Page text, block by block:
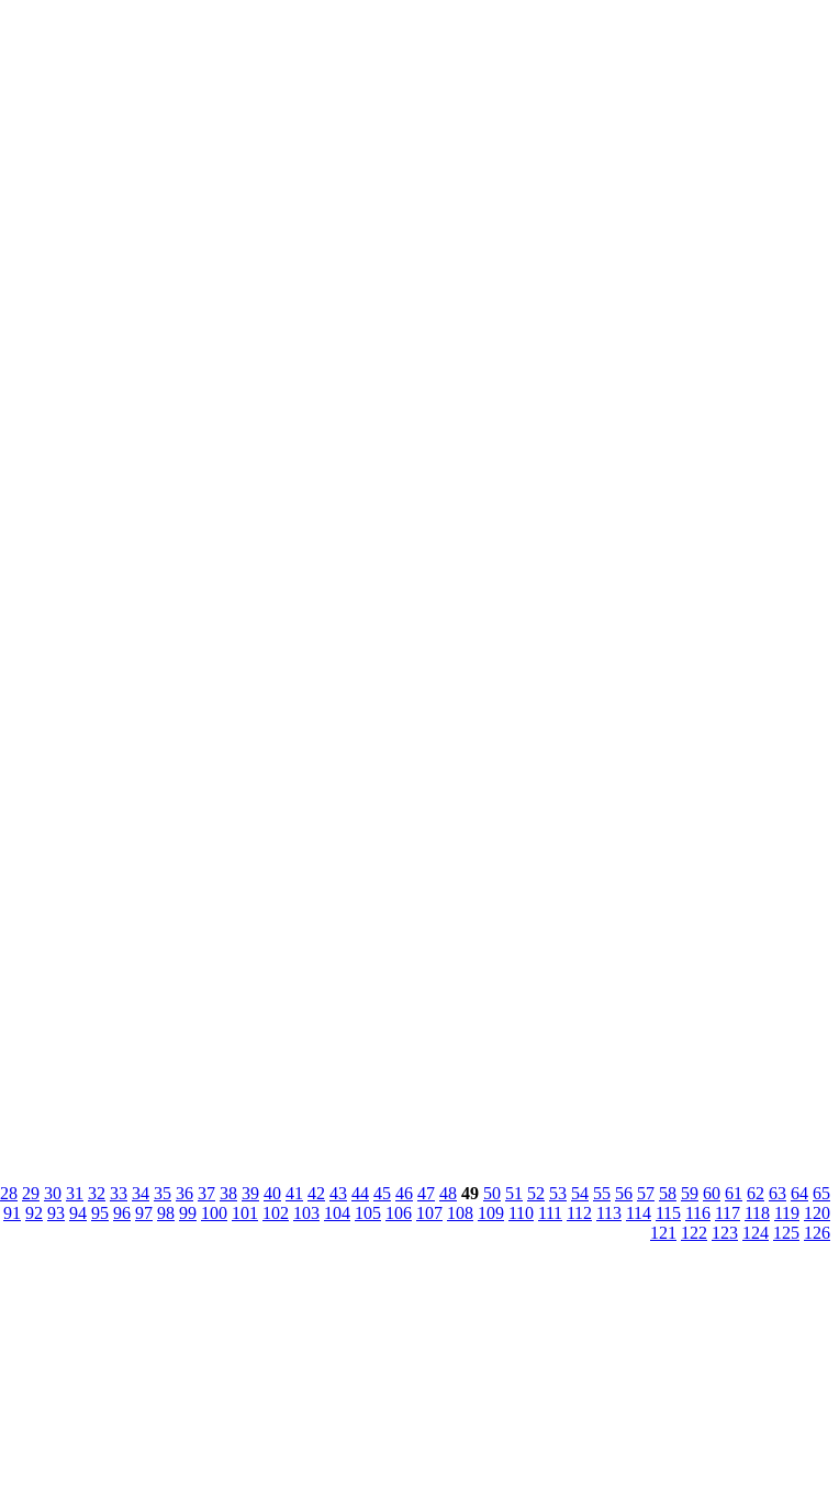
28 29 30 31 32 33 34 35 36 37 38 39 40 41 42 43 44 45 46 47 48 49 50 51 52 53 54 55 56 57 58 59 60 61 62 63 64 65
91 92 93 94 95 96 97 98 99 100 101 102 103 104 105 106 107 108 109 110 111 112 113 114 115 116 117 118 119 120
121 122 123 124 125 126